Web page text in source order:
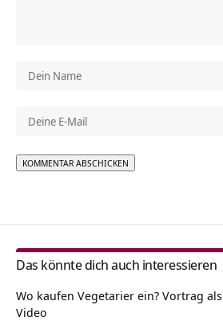
Das könnte dich auch interessieren
Wo kaufen Vegetarier ein? Vortrag als
Video